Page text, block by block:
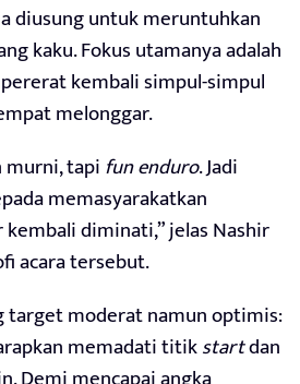
diusung untuk meruntuhkan
kaku. Fokus utamanya adalah
kembali simpul-simpul
melonggar.
murni, tapifun enduro. Jadi
memasyarakatkan
kembali diminati,” jelas Nashir
acara tersebut.
target moderat namun optimis:
memadati titikstartdan